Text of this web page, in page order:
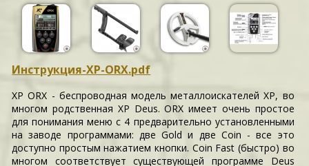
Инструкция-XP-ORX.pdf
XP ORX - беспроводная модель металлоискателей XP, во
многом родственная XP Deus. ORX имеет очень простое
для понимания меню с 4 предварительно установленными
на заводе программами: две Gold и две Coin - все это
доступно простым нажатием кнопки. Coin Fast (быстро) во
многом соответствует существующей программе Deus